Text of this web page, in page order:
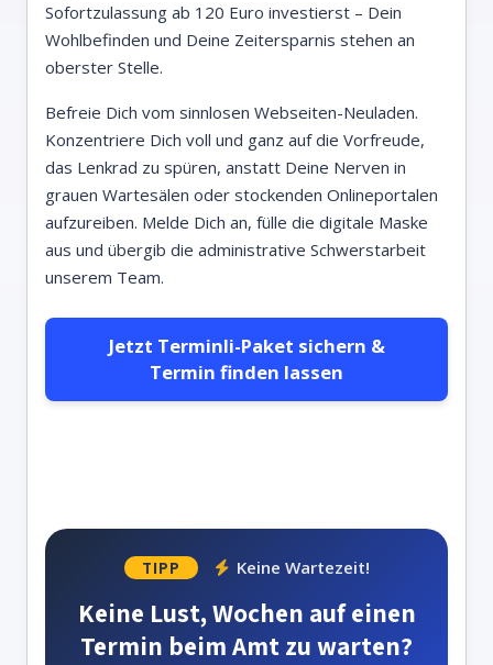
Sofortzulassung ab 120 Euro investierst – Dein
Wohlbefinden und Deine Zeitersparnis stehen an
oberster Stelle.
Befreie Dich vom sinnlosen Webseiten-Neuladen.
Konzentriere Dich voll und ganz auf die Vorfreude,
das Lenkrad zu spüren, anstatt Deine Nerven in
grauen Wartesälen oder stockenden Onlineportalen
aufzureiben. Melde Dich an, fülle die digitale Maske
aus und übergib die administrative Schwerstarbeit
unserem Team.
Jetzt Terminli-Paket sichern &
Termin finden lassen
TIPP Keine Wartezeit!
Keine Lust, Wochen auf einen
Termin beim Amt zu warten?